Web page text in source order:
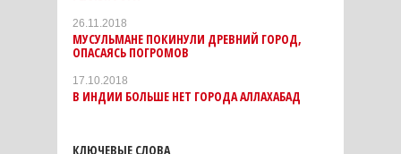
26.11.2018
МУСУЛЬМАНЕ ПОКИНУЛИ ДРЕВНИЙ ГОРОД,
ОПАСАЯСЬ ПОГРОМОВ
17.10.2018
В ИНДИИ БОЛЬШЕ НЕТ ГОРОДА АЛЛАХАБАД
КЛЮЧЕВЫЕ СЛОВА